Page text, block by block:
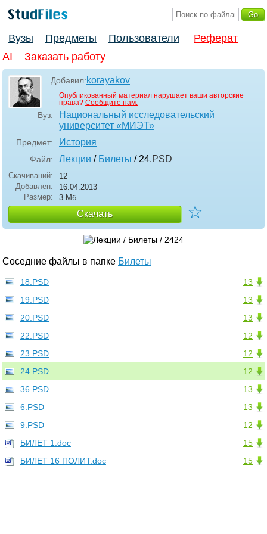
Вузы Предметы Пользователи
Реферат
AI
Заказать работу
Добавил:korayakov
Опубликованный материал нарушает ваши авторские
права? Сообщите нам.
Вуз:
Национальный исследовательский
университет «МИЭТ»
Предмет: История
Файл: Лекции / Билеты / 24.PSD
Скачиваний:
12
Добавлен:
16.04.2013
Размер:
3 Мб
Скачать ☆
Соседние файлы в папке Билеты
13
18.PSD
13
19.PSD
13
20.PSD
12
22.PSD
12
23.PSD
12
24.PSD
13
36.PSD
13
6.PSD
12
9.PSD
15
БИЛЕТ 1.doc
15
БИЛЕТ 16 ПОЛИТ.doc